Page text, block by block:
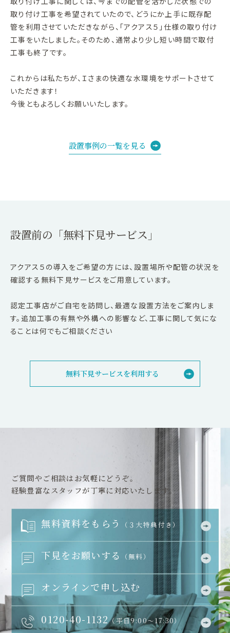
取り付け工事を希望されていたので、どうにか上手に既存配
管を利用させていただきながら、「アクアス５」仕様の取り付け
工事をいたしました。そのため、通常より少し短い時間で取付
工事も終了です。
これからは私たちが、Ｉさまの快適な水環境をサポートさせて
いただきます！
今後ともよろしくお願いいたします。
設置事例の一覧を見る
設置前の「無料下見サービス」
アクアス５の導入をご希望の方には、設置場所や配管の状況を
確認する無料下見サービスをご用意しています。
認定工事店がご自宅を訪問し、最適な設置方法をご案内しま
す。追加工事の有無や外構への影響など、工事に関して気にな
ることは何でもご相談ください
無料下見サービスを利用する
ご質問やご相談はお気軽にどうぞ。
経験豊富なスタッフが丁寧に対応いたします。
無料資料をもらう （３大特典付き）
下見をお願いする （無料）
オンラインで申し込む
0120-40-1132（平日9:00～17:30）